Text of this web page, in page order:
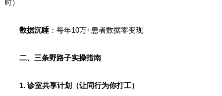
时）
数据沉睡：每年10万+患者数据零变现
二、三条野路子实操指南
1. 诊室共享计划（让同行为你打工）